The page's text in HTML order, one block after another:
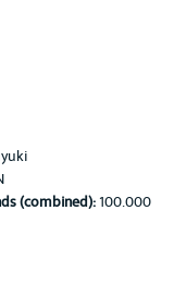
(combined):100.000